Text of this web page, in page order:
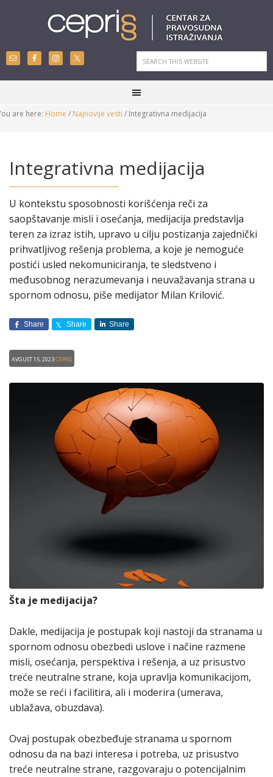
are here: Home / Najnovije vesti / Integrativna medijacija
Integrativna medijacija
U kontekstu sposobnosti korišćenja reči za
saopštavanje misli i osećanja, medijacija predstavlja
teren za izraz istih, upravo u cilju postizanja zajednički
prihvatljivog rešenja problema, a koje je nemoguće
postići usled nekomuniciranja, te sledstveno i
međusobnog nerazumevanja i neuvažavanja strana u
spornom odnosu, piše medijator Milan Krilović.
Share Share Share
Avgust 15, 2023CEPRIS
Šta je medijacija?
Dakle, medijacija je postupak koji nastoji da stranama u
spornom odnosu obezbedi uslove i načine razmene
misli, osećanja, perspektiva i rešenja, a uz prisustvo
treće neutralne strane, koja upravlja komunikacijom,
može se reći i facilitira, ali i moderira (umerava,
ublažava, obuzdava).
Ovaj postupak obezbeđuje stranama u spornom
odnosu da na bazi interesa i potreba, uz prisustvo
treće neutralne strane, razgovaraju o potencijalnim